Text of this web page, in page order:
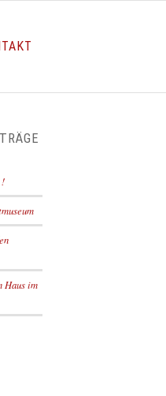
!
Haus im